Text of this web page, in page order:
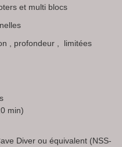
et multi blocs
, profondeur , limitées
min)
Diver ou équivalent (NSS-